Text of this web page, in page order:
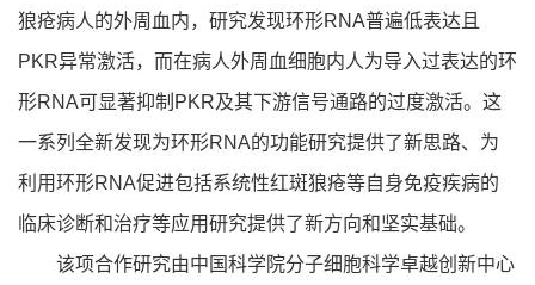
狼疮病人的外周血内，研究发现环形RNA普遍低表达且
PKR异常激活，而在病人外周血细胞内人为导入过表达的环
形RNA可显著抑制PKR及其下游信号通路的过度激活。这
一系列全新发现为环形RNA的功能研究提供了新思路、为
利用环形RNA促进包括系统性红斑狼疮等自身免疫疾病的
临床诊断和治疗等应用研究提供了新方向和坚实基础。
该项合作研究由中国科学院分子细胞科学卓越创新中心